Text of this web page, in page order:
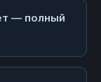
— полный